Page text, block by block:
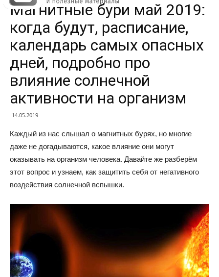
Магнитные бури май 2019:
когда будут, расписание,
календарь самых опасных
дней, подробно про
влияние солнечной
активности на организм
14.05.2019
Каждый из нас слышал о магнитных бурях, но многие
даже не догадываются, какое влияние они могут
оказывать на организм человека. Давайте же разберём
этот вопрос и узнаем, как защитить себя от негативного
воздействия солнечной вспышки.